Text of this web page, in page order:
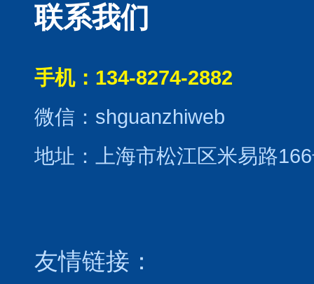
联系我们
手机：134-8274-2882
微信：shguanzhiweb
地址：上海市松江区米易路
友情链接：